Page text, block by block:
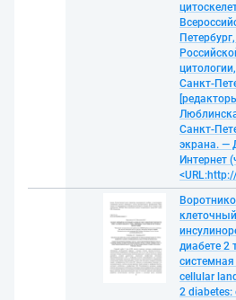
Санкт-
Санкт-
экрана. —
Интернет
диабете 2
cellular
2 diabetes: